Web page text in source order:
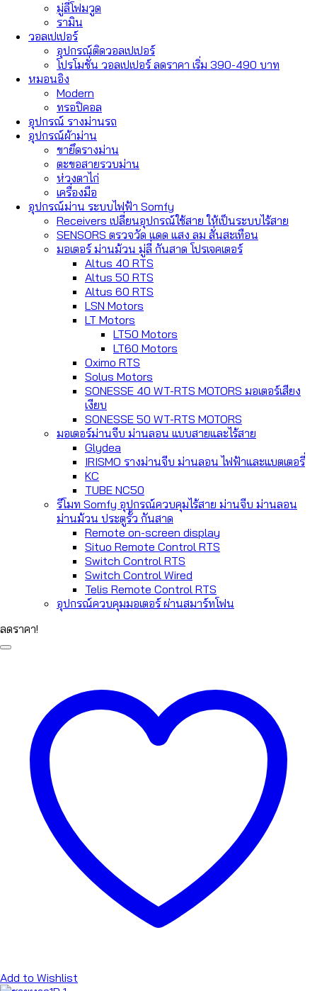
มู่ลี่โฟมวูด
รามิน
วอลเปเปอร์
อุปกรณ์ติดวอลเปเปอร์
โปรโมชั่น วอลเปเปอร์ ลดราคา เริ่ม 390-490 บาท
หมอนอิง
Modern
ทรอปิคอล
อุปกรณ์ รางม่านรถ
อุปกรณ์ผ้าม่าน
ขายึดรางม่าน
ตะขอสายรวบม่าน
ห่วงตาไก่
เครื่องมือ
อุปกรณ์ม่าน ระบบไฟฟ้า Somfy
Receivers เปลี่ยนอุปกรณ์ใช้สาย ให้เป็นระบบไร้สาย
SENSORS ตรวจวัด แดด แสง ลม สั่นสะเทือน
มอเตอร์ ม่านม้วน มู่ลี่ กันสาด โปรเจคเตอร์
Altus 40 RTS
Altus 50 RTS
Altus 60 RTS
LSN Motors
LT Motors
LT50 Motors
LT60 Motors
Oximo RTS
Solus Motors
SONESSE 40 WT-RTS MOTORS มอเตอร์เสียง
เงียบ
SONESSE 50 WT-RTS MOTORS
มอเตอร์ม่านจีบ ม่านลอน แบบสายและไร้สาย
Glydea
IRISMO รางม่านจีบ ม่านลอน ไฟฟ้าและแบตเตอรี่
KC
TUBE NC50
รีโมท Somfy อุปกรณ์ควบคุมไร้สาย ม่านจีบ ม่านลอน
ม่านม้วน ประตูรั้ว กันสาด
Remote on-screen display
Situo Remote Control RTS
Switch Control RTS
Switch Control Wired
Telis Remote Control RTS
อุปกรณ์ควบคุมมอเตอร์ ผ่านสมาร์ทโฟน
ลดราคา!
Add to Wishlist